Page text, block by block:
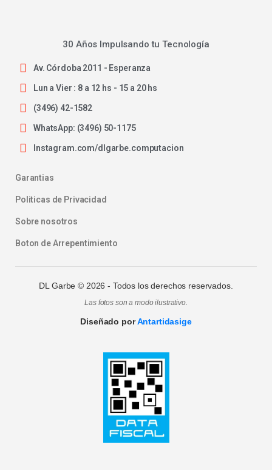
30 Años Impulsando tu Tecnología
Av. Córdoba 2011 - Esperanza
Lun a Vier : 8 a 12 hs - 15 a 20 hs
(3496) 42-1582
WhatsApp: (3496) 50-1175
Instagram.com/dlgarbe.computacion
Garantias
Politicas de Privacidad
Sobre nosotros
Boton de Arrepentimiento
DL Garbe © 2026 - Todos los derechos reservados.
Las fotos son a modo ilustrativo.
Diseñado porAntartidasige